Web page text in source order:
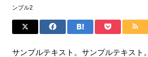
ンプル2
サンプルテキスト。サンプルテキスト。